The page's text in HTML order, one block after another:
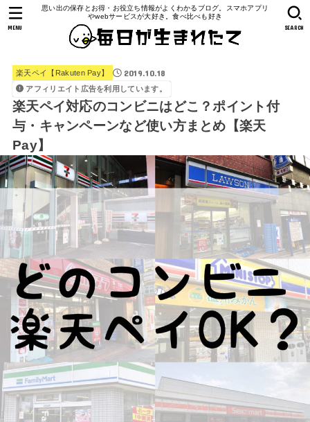
思い出の保存とお得・お役立ち情報がよくわかるブログ。スマホアプリ
やwebサービスが大好き。食べ比べも好き
SEARCH
MENU
楽天ペイ【Rakuten Pay】 2019.10.18
アフィリエイト広告を利用しています。
楽天ペイ対応のコンビニはどこ？ポイント付
与・キャンペーンなど使い方まとめ【楽天
Pay】